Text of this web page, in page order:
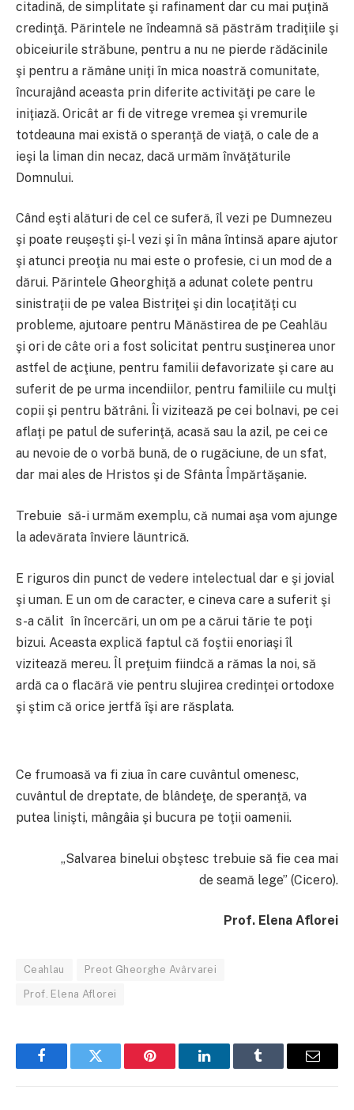
citadină, de simplitate şi rafinament dar cu mai puţină
credinţă. Părintele ne îndeamnă să păstrăm tradiţiile şi
obiceiurile străbune, pentru a nu ne pierde rădăcinile
şi pentru a rămâne uniţi în mica noastră comunitate,
încurajând aceasta prin diferite activităţi pe care le
iniţiază. Oricât ar fi de vitrege vremea şi vremurile
totdeauna mai există o speranţă de viaţă, o cale de a
ieşi la liman din necaz, dacă urmăm învăţăturile
Domnului.
Când eşti alături de cel ce suferă, îl vezi pe Dumnezeu
şi poate reuşeşti şi-l vezi şi în mâna întinsă apare ajutor
şi atunci preoţia nu mai este o profesie, ci un mod de a
dărui. Părintele Gheorghiţă a adunat colete pentru
sinistraţii de pe valea Bistriţei şi din locaţităţi cu
probleme, ajutoare pentru Mănăstirea de pe Ceahlău
şi ori de câte ori a fost solicitat pentru susţinerea unor
astfel de acţiune, pentru familii defavorizate şi care au
suferit de pe urma incendiilor, pentru familiile cu mulţi
copii şi pentru bătrâni. Îi vizitează pe cei bolnavi, pe cei
aflaţi pe patul de suferinţă, acasă sau la azil, pe cei ce
au nevoie de o vorbă bună, de o rugăciune, de un sfat,
dar mai ales de Hristos şi de Sfânta Împărtăşanie.
Trebuie să-i urmăm exemplu, că numai aşa vom ajunge
la adevărata înviere lăuntrică.
E riguros din punct de vedere intelectual dar e şi jovial
şi uman. E un om de caracter, e cineva care a suferit şi
s-a călit în încercări, un om pe a cărui tărie te poţi
bizui. Aceasta explică faptul că foştii enoriaşi îl
vizitează mereu. Îl preţuim fiindcă a rămas la noi, să
ardă ca o flacără vie pentru slujirea credinţei ortodoxe
şi ştim că orice jertfă îşi are răsplata.
Ce frumoasă va fi ziua în care cuvântul omenesc,
cuvântul de dreptate, de blândeţe, de speranţă, va
putea linişti, mângâia şi bucura pe toţii oamenii.
„Salvarea binelui obştesc trebuie să fie cea mai
de seamă lege” (Cicero).
Prof. Elena Aflorei
Ceahlau Preot Gheorghe Avârvarei
Prof. Elena Aflorei
FacebookTwitter Pinterest LinkedInTumblr Email